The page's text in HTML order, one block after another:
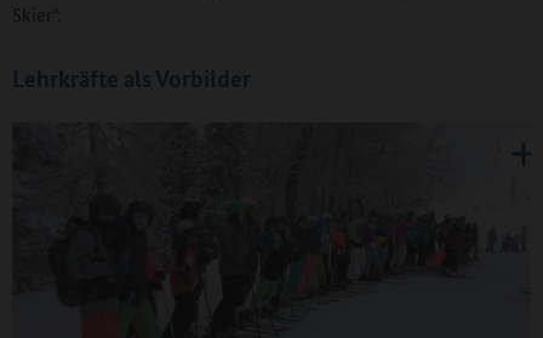
Skier“.
Lehrkräfte als Vorbilder